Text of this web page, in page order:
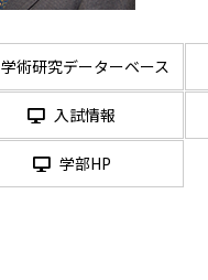
学術研究データーベース
入試情報
学部HP